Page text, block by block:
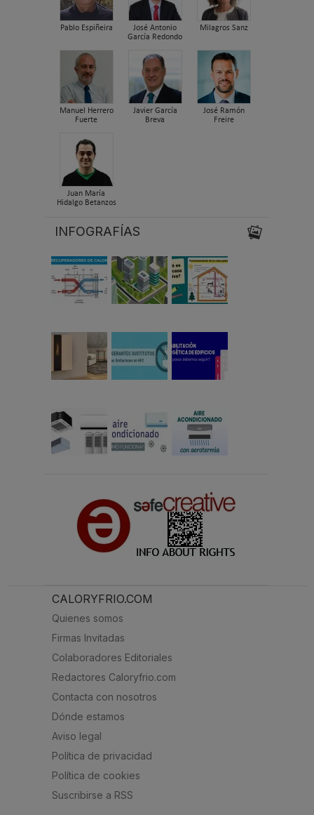
Pablo Espiñeira
José Antonio
García Redondo
Milagros Sanz
Manuel Herrero
Fuerte
Javier García
Breva
José Ramón
Freire
Juan María
Hidalgo Betanzos
INFOGRAFÍAS
CALORYFRIO.COM
Quienes somos
Firmas Invitadas
Colaboradores Editoriales
Redactores Caloryfrio.com
Contacta con nosotros
Dónde estamos
Aviso legal
Política de privacidad
Política de cookies
Suscribirse a RSS